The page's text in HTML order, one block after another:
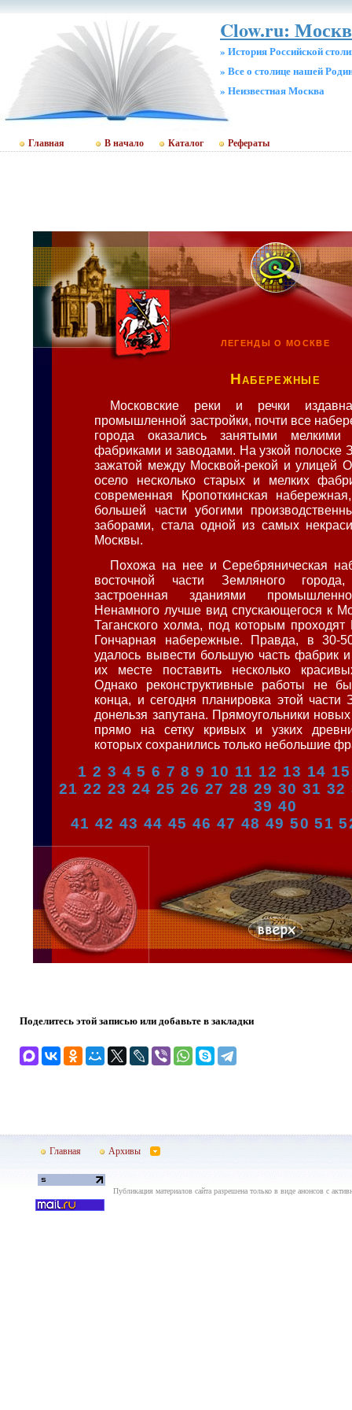
Clow.ru:
» История Российской
» Все о столице нашей
» Неизвестная Москва
Главная В начало Каталог Рефераты
ЛЕГЕНДЫ О МОСКВЕ
Набережные
Московские реки и речки
промышленной застройки, почти все
города оказались занятыми
фабриками и заводами. На узкой полоске
зажатой между Москвой-рекой и улицей
осело несколько старых и мелких
современная Кропоткинская
большей части убогими
заборами, стала одной из самых
Москвы.
Похожа на нее и Серебряническая
восточной части Земляного
застроенная зданиями
Ненамного лучше вид спускающегося к
Таганского холма, под которым проходят
Гончарная набережные. Правда, в 30-
удалось вывести большую часть фабрик
их месте поставить несколько
Однако реконструктивные работы не
конца, и сегодня планировка этой части
донельзя запутана. Прямоугольники
прямо на сетку кривых и узких
которых сохранились только небольшие
1 2 3 4 5 6 7 8 9 10 11 12 13 14 15
21 22 23 24 25 26 27 28 29 30 31 32
39 40
41 42 43 44 45 46 47 48 49 50 51
Поделитесь этой записью или добавьте в закладки
Главная Архивы
Публикация материалов сайта разрешена только в виде анонсов с